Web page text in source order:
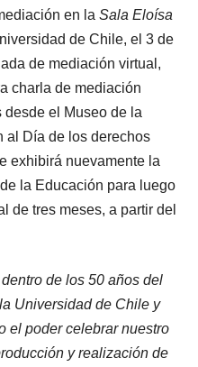
en la Sala Eloísa
de Chile, el 3 de
de mediación virtual,
charla de mediación
desde el Museo de la
al Día de los derechos
exhibirá nuevamente la
la Educación para luego
de tres meses, a partir del
de los 50 años del
Universidad de Chile y
el poder celebrar nuestro
y realización de